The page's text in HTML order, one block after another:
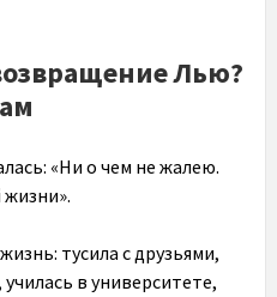
Лью?
«Ни о чем не жалею.
тусила с друзьями,
в университете,